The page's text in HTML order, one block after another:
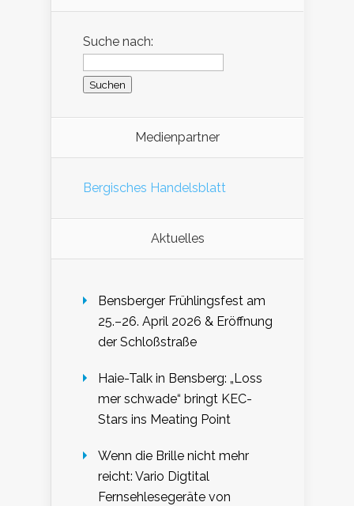
Suche nach:
Medienpartner
Bergisches Handelsblatt
Aktuelles
Bensberger Frühlingsfest am
25.–26. April 2026 & Eröffnung
der Schloßstraße
Haie-Talk in Bensberg: „Loss
mer schwade“ bringt KEC-
Stars ins Meating Point
Wenn die Brille nicht mehr
reicht: Vario Digtital
Fernsehlesegeräte von